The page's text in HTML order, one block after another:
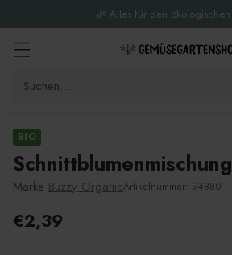
🌿 Alles für den ökologischen
Suchen…
BIO
Schnittblumenmischung
Marke Buzzy OrganicArtikelnummer: 94880
Unverbindliche
€2,39